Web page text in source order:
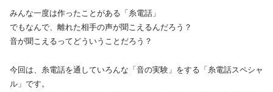
みんな一度は作ったことがある「糸電話」
でもなんで、離れた相手の声が聞こえるんだろう？
音が聞こえるってどういうことだろう？
今回は、糸電話を通していろんな「音の実験」をする「糸電話スペシャ
ル」です。